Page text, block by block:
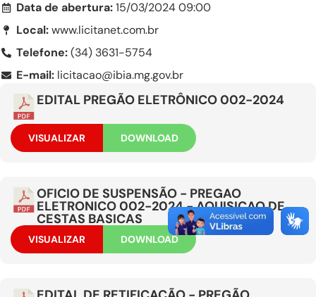
Data de abertura:15/03/2024 09:00
Local:www.licitanet.com.br
Telefone:(34) 3631-5754
E-mail: licitacao@ibia.mg.gov.br
EDITAL PREGÃO ELETRÔNICO 002-2024
VISUALIZAR DOWNLOAD
OFICIO DE SUSPENSÃO - PREGAO
ELETRONICO 002-2024 - AQUISICAO DE
CESTAS BASICAS
VISUALIZAR DOWNLOAD